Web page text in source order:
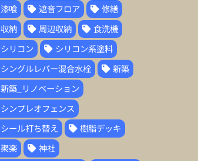
漆喰
遮音フロア
修繕
収納
周辺収納
食洗機
シリコン
シリコン系塗料
シングルレバー混合水栓
新築
新築_リノベーション
シンプレオフェンス
シール打ち替え
樹脂デッキ
聚楽
神社